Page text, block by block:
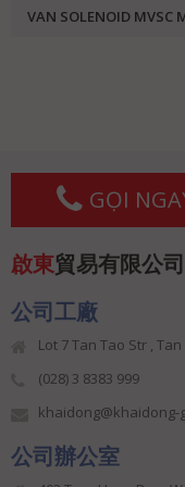
GỌI
啟東貿易有限公司
公司工廠
Lot 7 Tan Tao Str ,
(028) 3 8383 999
khaidong@khaidong-
公司辦公室